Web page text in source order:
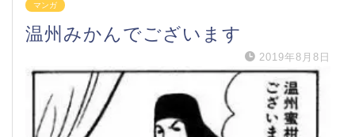
マンガ
温州みかんでございます
2019年8月8日